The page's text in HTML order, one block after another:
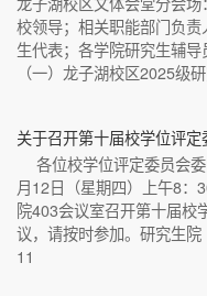
校领导；相关职能部门负
生代表；各学院研究生辅
（一）龙子湖校区2025级
关于召开第十届校学位评
各位校学位评定委员会
月12日（星期四）上午8：
院403会议室召开第十届校
议，请按时参加。研究生
11